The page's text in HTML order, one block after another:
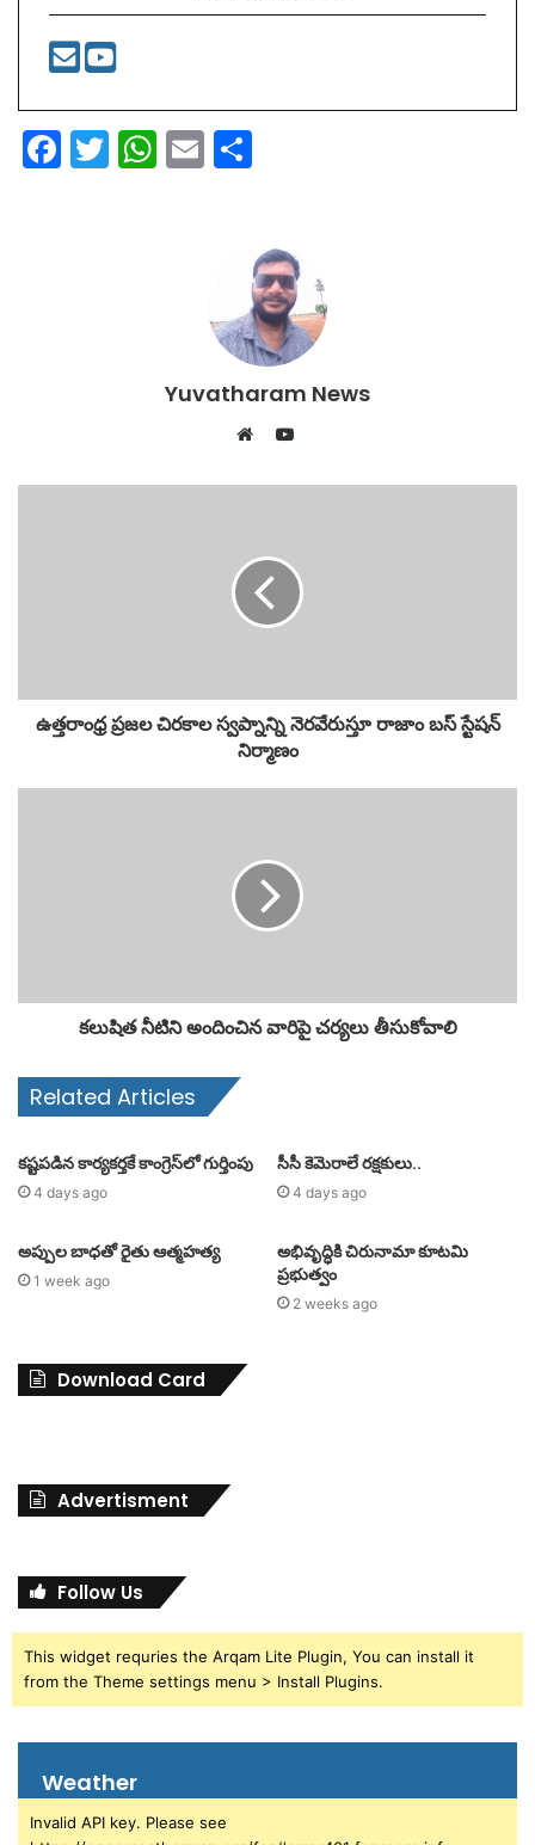
F
T
W
p
E
e
Yuvatharam News
YouTube
ఉత్తరాంధ్ర ప్రజల చిరకాల స్వప్నాన్ని నెరవేరుస్తూ రాజాం బస్ స్టేషన్
నిర్మాణం
కలుషిత నీటిని అందించిన వారిపై చర్యలు తీసుకోవాలి
Related Articles
కష్టపడిన కార్యకర్తకే కాంగ్రెస్‌లో గుర్తింపు
4 days ago
సీసీ కెమెరాలే రక్షకులు..
4 days ago
అప్పుల బాధతో రైతు ఆత్మహత్య
1 week ago
అభివృద్ధికి చిరునామా కూటమి
ప్రభుత్వం
2 weeks ago
Download Card
Advertisment
Follow Us
This widget requries the Arqam Lite Plugin, You can install it
from the Theme settings menu > Install Plugins.
Weather
Invalid API key. Please see